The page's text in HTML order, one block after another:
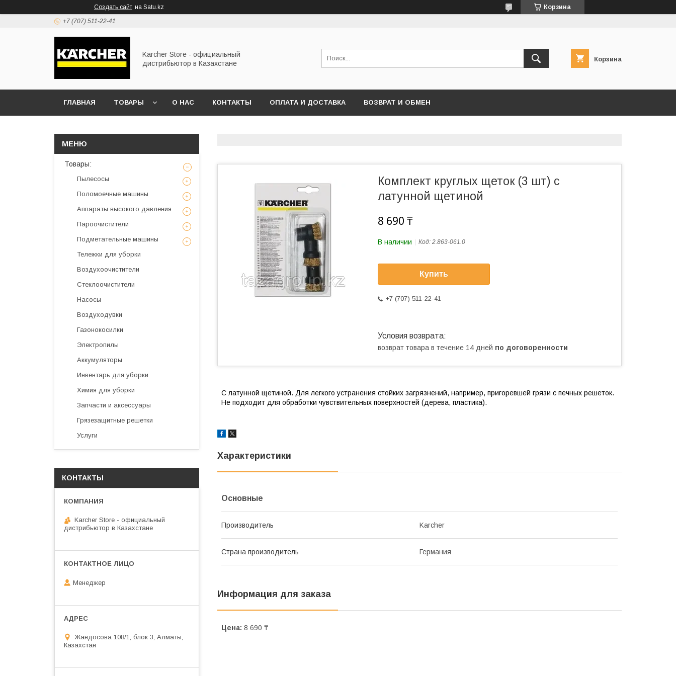
Создать сайт на Satu.kz Корзина
+7 (707) 511-22-41
Karcher Store - официальный
дистрибьютор в Казахстане
Корзина
ГЛАВНАЯ ТОВАРЫ О НАС КОНТАКТЫ ОПЛАТА И ДОСТАВКА ВОЗВРАТ И ОБМЕН
Комплект круглых щеток (3 шт) с
латунной щетиной
8 690 ₸
В наличии Код: 2.863-061.0
Купить
+7 (707) 511-22-41
возврат товара в течение 14 дней по договоренности
С латунной щетиной. Для легкого устранения стойких загрязнений, например, пригоревшей грязи с печных решеток.
Не подходит для обработки чувствительных поверхностей (дерева, пластика).
Характеристики
Основные
Производитель Karcher
Страна производитель Германия
Информация для заказа
Цена: 8 690 ₸
Товары:
Пылесосы
Поломоечные машины
Аппараты высокого давления
Пароочистители
Подметательные машины
Тележки для уборки
Воздухоочистители
Стеклоочистители
Насосы
Воздуходувки
Газонокосилки
Электропилы
Аккумуляторы
Инвентарь для уборки
Химия для уборки
Запчасти и аксессуары
Грязезащитные решетки
Услуги
КОНТАКТЫ
Karcher Store - официальный
дистрибьютор в Казахстане
Менеджер
Жандосова 108/1, блок 3, Алматы,
Казахстан